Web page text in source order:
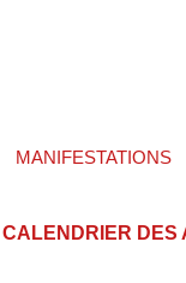
MANIFESTATIONS
CALENDRIER DES